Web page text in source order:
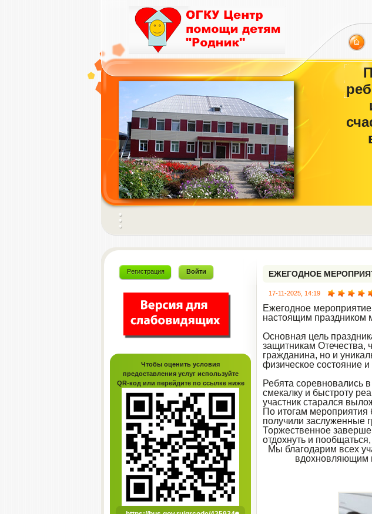
Регистрация Войти
Чтобы оценить условия
предоставления услуг используйте
QR-код или перейдите по ссылке ниже
ЕЖЕГОДНОЕ
17-11-2025, 14:19
Ежегодное
настоящим праздником
Основная цель
защитникам Отечества,
гражданина, но и
физическое состояние
Ребята соревновались
смекалку и быстроту
участник старался
По итогам
получили заслуженные
Торжественное
отдохнуть и
Мы благодарим всех
вдохновляющим